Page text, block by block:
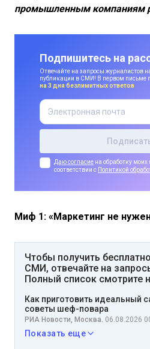
промышленным компаниям
Подпишитесь на
Отвечайте на запросы журналистов
публикации в СМИ! В первом письме
на 3 дня безлимитных ответов
Даю согласие на обработку
соответствии с Политикой
Миф 1: «Маркетинг не
Чтобы получить
СМИ, отвечайте на
Полный список смотрите
Как приготовить идеальный
советы шеф-повара
РИА Новости, Москва. 06.08.2026
Показать еще